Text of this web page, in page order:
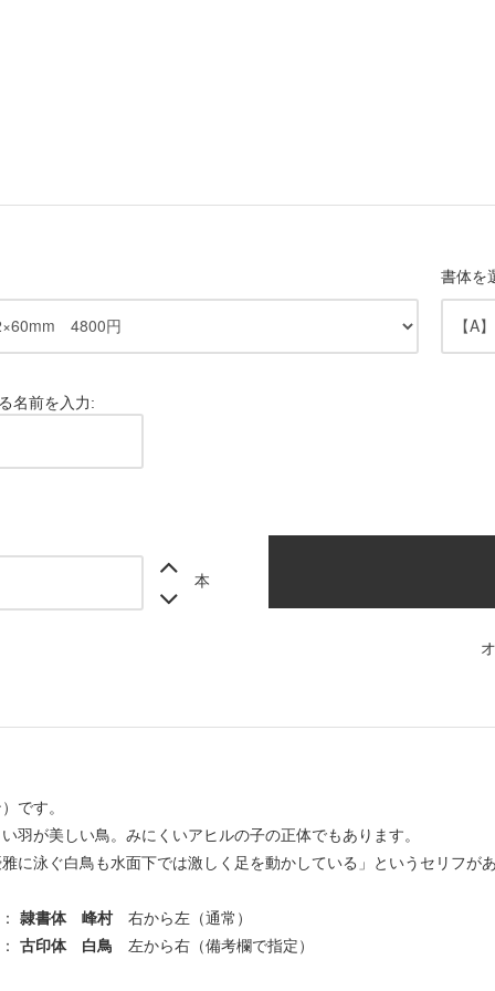
書体を
名前を入力:
本
です。
羽が美しい鳥。みにくいアヒルの子の正体でもあります。
に泳ぐ白鳥も水面下では激しく足を動かしている」というセリフが
隷書体 峰村右から左（通常）
古印体 白鳥 左から右（備考欄で指定）